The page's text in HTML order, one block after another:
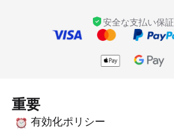
安全な支払い保証
重要
有効化ポリシー